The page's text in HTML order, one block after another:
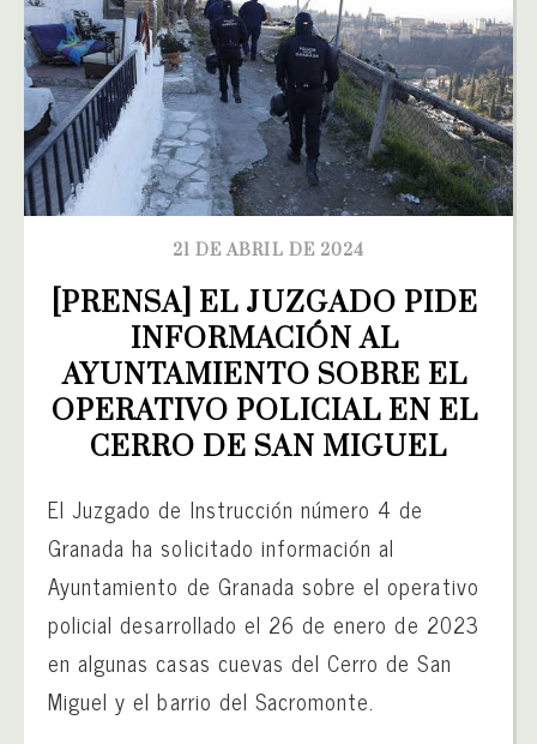
21 DE ABRIL DE 2024
[PRENSA] EL JUZGADO PIDE
INFORMACIÓN AL
AYUNTAMIENTO SOBRE EL
OPERATIVO POLICIAL EN EL
CERRO DE SAN MIGUEL
El Juzgado de Instrucción número 4 de
Granada ha solicitado información al
Ayuntamiento de Granada sobre el operativo
policial desarrollado el 26 de enero de 2023
en algunas casas cuevas del Cerro de San
Miguel y el barrio del Sacromonte.